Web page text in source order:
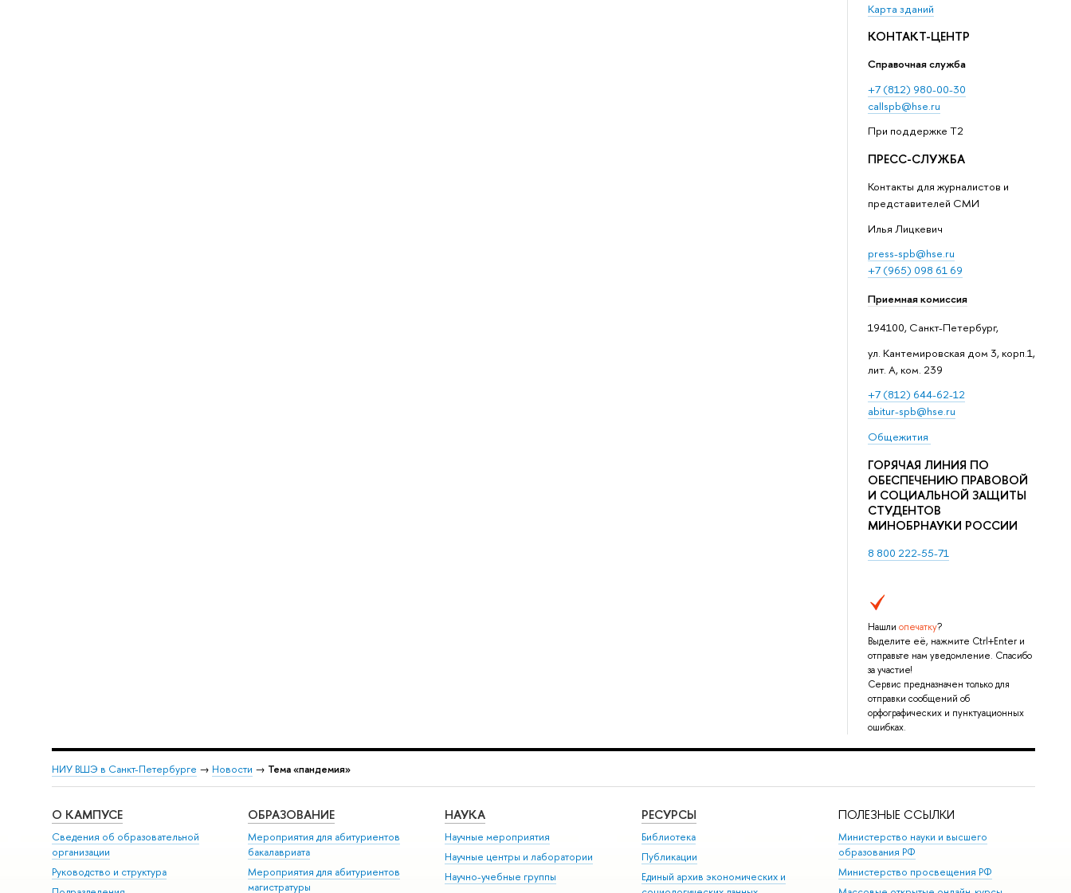
Карта зданий
КОНТАКТ-ЦЕНТР
Справочная служба
+7 (812) 980-00-30
callspb@hse.ru
При поддержке T2
ПРЕСС-СЛУЖБА
Контакты для журналистов и
представителей СМИ
Илья Лицкевич
press-spb@hse.ru
+7 (965) 098 61 69
Приемная комиссия
194100, Санкт-Петербург,
ул. Кантемировская дом 3, корп.1,
лит. А, ком. 239
+7 (812) 644-62-12
abitur-spb@hse.ru
Общежития
ГОРЯЧАЯ ЛИНИЯ ПО
ОБЕСПЕЧЕНИЮ ПРАВОВОЙ
И СОЦИАЛЬНОЙ ЗАЩИТЫ
СТУДЕНТОВ
МИНОБРНАУКИ РОССИИ
8 800 222-55-71
Нашли опечатку?
Выделите её, нажмите Ctrl+Enter и
отправьте нам уведомление. Спасибо
за участие!
Сервис предназначен только для
отправки сообщений об
орфографических и пунктуационных
ошибках.
НИУ ВШЭ в Санкт-Петербурге → Новости → Тема «пандемия»
О КАМПУСЕ
Сведения об образовательной
организации
Руководство и структура
ОБРАЗОВАНИЕ
Мероприятия для абитуриентов
бакалавриата
Мероприятия для абитуриентов
магистратуры
НАУКА
Научные мероприятия
Научные центры и лаборатории
Научно-учебные группы
РЕСУРСЫ
Библиотека
Публикации
Единый архив экономических и
ПОЛЕЗНЫЕ ССЫЛКИ
Министерство науки и высшего
образования РФ
Министерство просвещения РФ